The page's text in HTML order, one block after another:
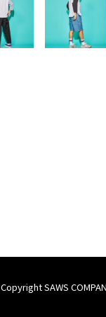
Copyright SAWS